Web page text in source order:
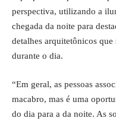
perspectiva, utilizando a
chegada da noite para
detalhes arquitetônicos
durante o dia.
“Em geral, as pessoas
macabro, mas é uma
do dia para a da noite. As